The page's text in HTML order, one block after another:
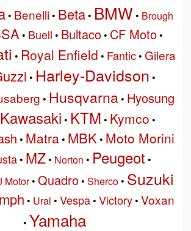
• Benelli• Beta• BMW • Brough
• Buell • Bultaco• CF Moto•
• Royal Enfield • Fantic• Gilera
• Harley-Davidson •
• Husqvarna• Hyosung
Kawasaki • KTM • Kymco •
• Matra• MBK• Moto Morini
• MZ• Norton • Peugeot •
Motor• Quadro• Sherco• Suzuki
• Ural • Vespa• Victory• Voxan
• Yamaha